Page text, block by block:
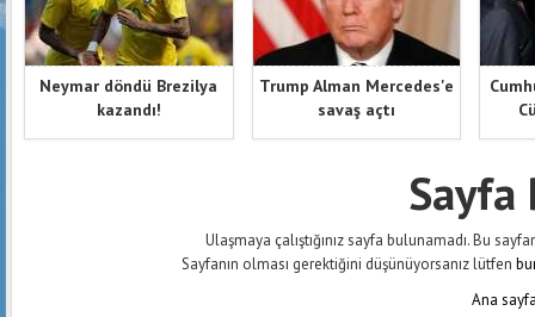
Neymar döndü Brezilya
kazandı!
Trump Alman Mercedes'e
savaş açtı
Sayfa
Ulaşmaya çalıştığınız sayfa bulunamadı. Bu
Sayfanın olması gerektiğini düşünüyorsanız lütfen
Ana